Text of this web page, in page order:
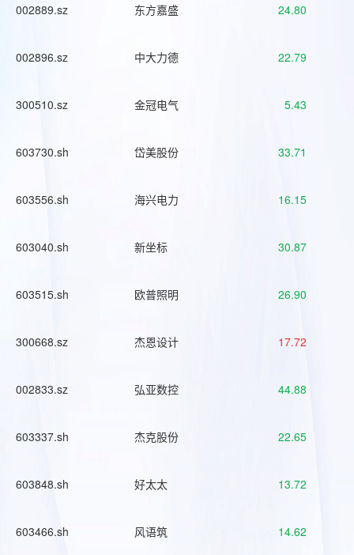
002889.sz 东方嘉盛 24.80
002896.sz 中大力德 22.79
300510.sz 金冠电气 5.43
603730.sh 岱美股份 33.71
603556.sh 海兴电力 16.15
603040.sh 新坐标 30.87
603515.sh 欧普照明 26.90
300668.sz 杰恩设计 17.72
002833.sz 弘亚数控 44.88
603337.sh 杰克股份 22.65
603848.sh 好太太 13.72
603466.sh 风语筑 14.62